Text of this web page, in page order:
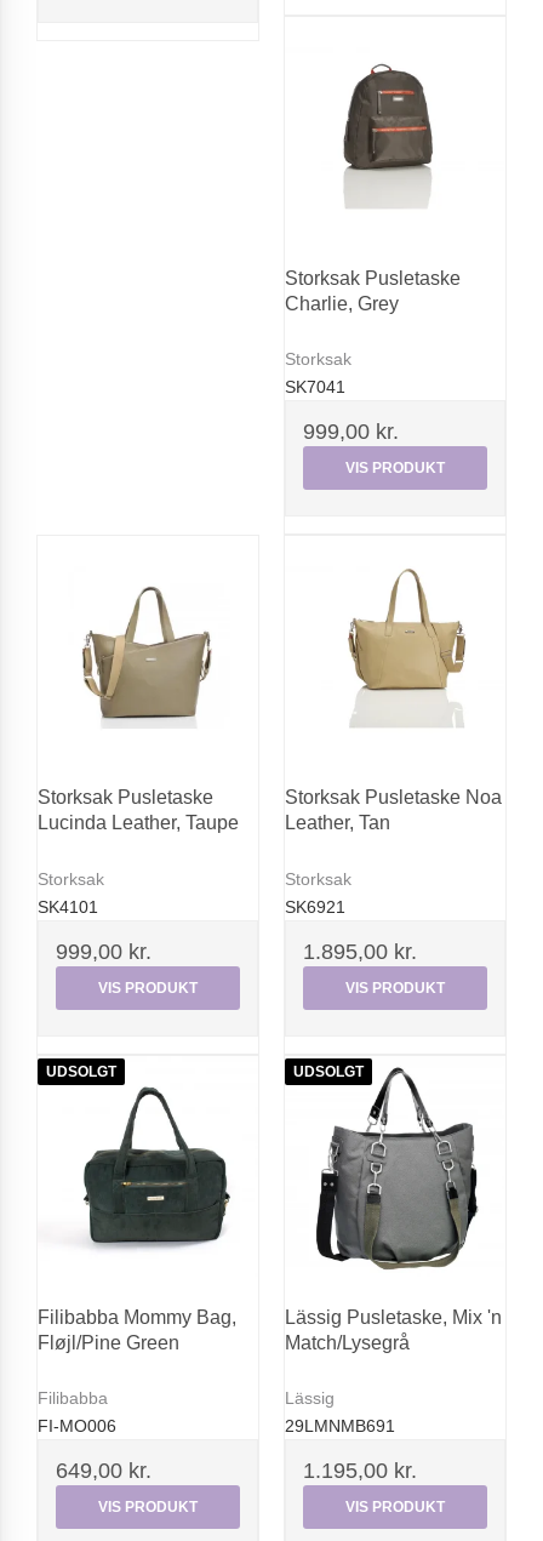
Storksak Pusletaske
Charlie, Grey
Storksak
SK7041
999,00 kr.
VIS PRODUKT
Storksak Pusletaske
Lucinda Leather, Taupe
Storksak
SK4101
999,00 kr.
VIS PRODUKT
Storksak Pusletaske Noa
Leather, Tan
Storksak
SK6921
1.895,00 kr.
VIS PRODUKT
UDSOLGT
Filibabba Mommy Bag,
Fløjl/Pine Green
Filibabba
FI-MO006
649,00 kr.
VIS PRODUKT
UDSOLGT
Lässig Pusletaske, Mix 'n
Match/Lysegrå
Lässig
29LMNMB691
1.195,00 kr.
VIS PRODUKT